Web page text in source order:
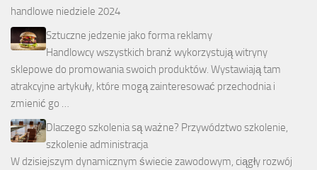
handlowe niedziele 2024
Sztuczne jedzenie jako forma reklamy
Handlowcy wszystkich branż wykorzystują witryny
sklepowe do promowania swoich produktów. Wystawiają tam
atrakcyjne artykuły, które mogą zainteresować przechodnia i
zmienić go …
Dlaczego szkolenia są ważne? Przywództwo szkolenie,
szkolenie administracja
W dzisiejszym dynamicznym świecie zawodowym, ciągły rozwój